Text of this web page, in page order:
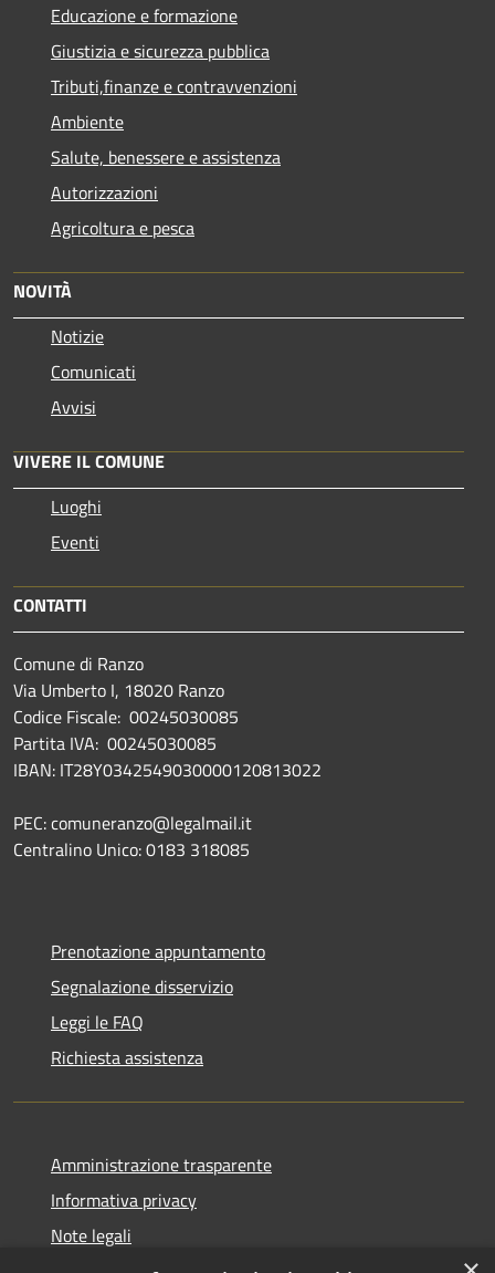
Educazione e formazione
Giustizia e sicurezza pubblica
Tributi,finanze e contravvenzioni
Ambiente
Salute, benessere e assistenza
Autorizzazioni
Agricoltura e pesca
NOVITÀ
Notizie
Comunicati
Avvisi
VIVERE IL COMUNE
Luoghi
Eventi
CONTATTI
Comune di Ranzo
Via Umberto I, 18020 Ranzo
Codice Fiscale: 00245030085
Partita IVA: 00245030085
IBAN: IT28Y0342549030000120813022
PEC: comuneranzo@legalmail.it
Centralino Unico: 0183 318085
Prenotazione appuntamento
Segnalazione disservizio
Leggi le FAQ
Richiesta assistenza
Amministrazione trasparente
Informativa privacy
Note legali